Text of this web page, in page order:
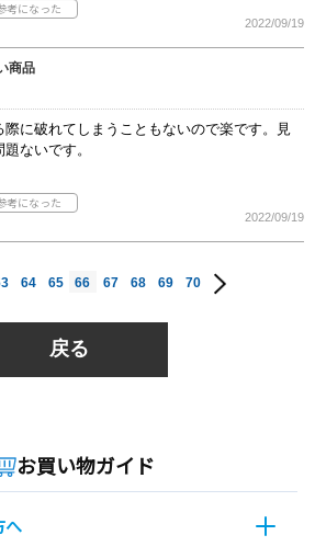
2022/09/19
商品
に破れてしまうこともないので楽です。見
ないです。
2022/09/19
64 65 66 67 68 69 70
戻る
お買い物ガイド
へ